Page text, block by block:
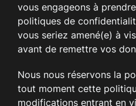
vous engageons à
politiques de
vous seriez amené(e) à
avant de remettre vos
Nous nous réservons la
tout moment cette
modifications entrant en